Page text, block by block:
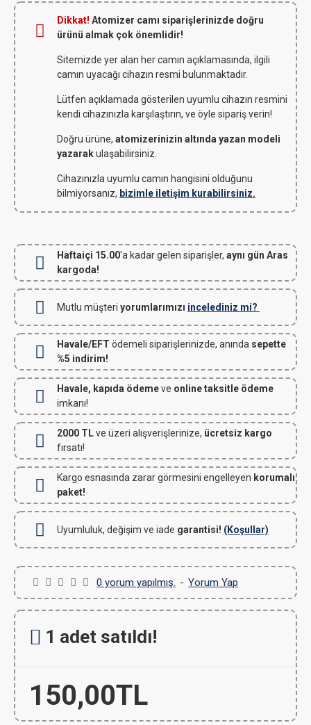
Dikkat! Atomizer camı siparişlerinizde doğru
ürünü almak çok önemlidir!
Sitemizde yer alan her camın açıklamasında, ilgili
camın uyacağı cihazın resmi bulunmaktadır.
Lütfen açıklamada gösterilen uyumlu cihazın resmini
kendi cihazınızla karşılaştırın, ve öyle sipariş verin!
Doğru ürüne, atomizerinizin altında yazan modeli
yazarakulaşabilirsiniz.
Cihazınızla uyumlu camın hangisini olduğunu
bilmiyorsanız, bizimle iletişim kurabilirsiniz.
Haftaiçi 15.00'a kadar gelen siparişler, aynı gün Aras
kargoda!
Mutlu müşteri yorumlarımızı incelediniz mi?
Havale/EFT ödemeli siparişlerinizde, anında sepette
%5 indirim!
Havale, kapıda ödemeve online taksitle ödeme
imkanı!
2000 TLve üzeri alışverişlerinize, ücretsiz kargo
fırsatı!
Kargo esnasında zarar görmesini engelleyen korumalı
paket!
Uyumluluk, değişim ve iade garantisi! (Koşullar)
0 yorum yapılmış. - Yorum Yap
150,00TL
1 adet satıldı!